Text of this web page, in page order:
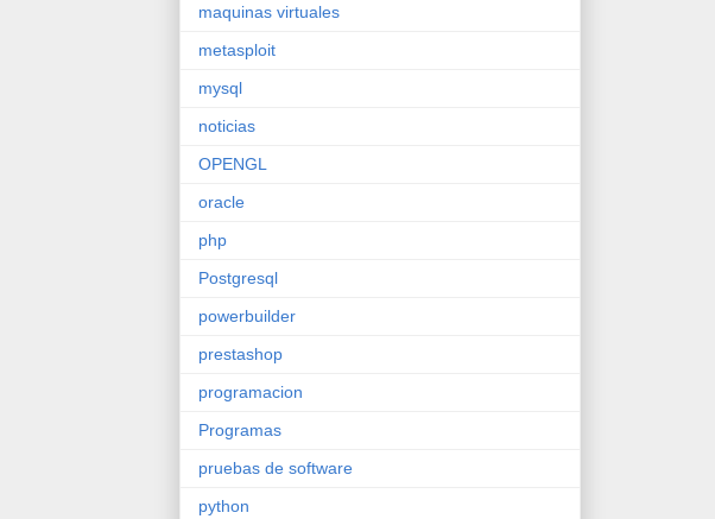
maquinas virtuales
metasploit
mysql
noticias
OPENGL
oracle
php
Postgresql
powerbuilder
prestashop
programacion
Programas
pruebas de software
python